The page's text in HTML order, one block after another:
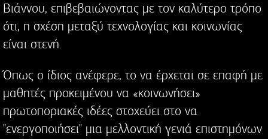
Βιάννου, επιβεβαιώνοντας με τον καλύτερο τρόπο
ότι, η σχέση μεταξύ τεχνολογίας και κοινωνίας
είναι στενή.
Όπως ο ίδιος ανέφερε, το να έρχεται σε επαφή με
μαθητές προκειμένου να «κοινωνήσει»
πρωτοποριακές ιδέες στοχεύει στο να
"ενεργοποιήσει" μια μελλοντική γενιά επιστημόνων